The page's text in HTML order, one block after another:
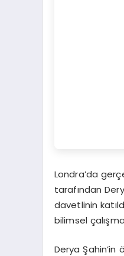
Londra’da
tarafından
davetlinin
bilimsel
Derya